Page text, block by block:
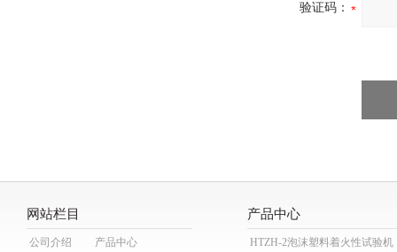
验证码：
网站栏目
公司介绍
产品中心
产品中心
HTZH-2泡沫塑料着火性试验机